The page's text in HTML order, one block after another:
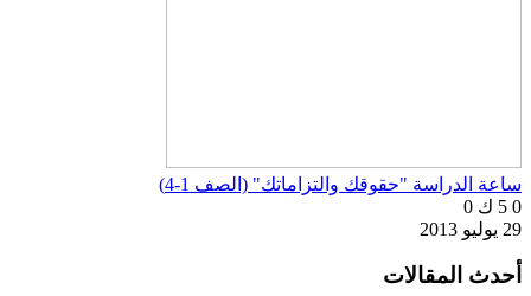
ساعة الدراسة "حقوقك والتزاماتك" (الصف 1-4)
0 5 ك
0
29 يوليو 2013
أحدث المقالات